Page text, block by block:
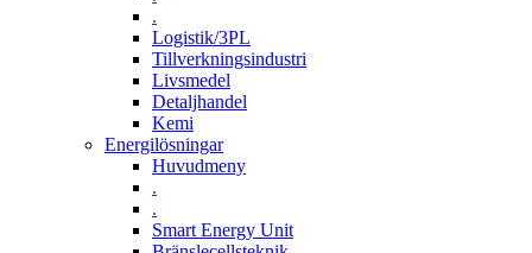
.
Logistik/3PL
Tillverkningsindustri
Livsmedel
Detaljhandel
Kemi
Energilösningar
Huvudmeny
.
.
Smart Energy Unit